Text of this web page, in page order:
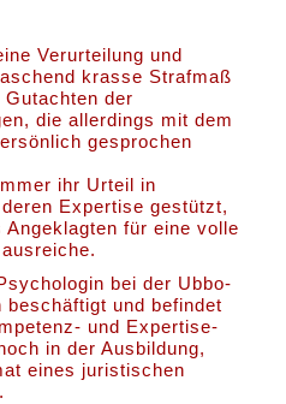
Verurteilung und
krasse Strafmaß
der
die allerdings mit dem
gesprochen
ihr Urteil in
Expertise gestützt,
für eine volle
bei der Ubbo-
und befindet
und Expertise-
in der Ausbildung,
eines juristischen